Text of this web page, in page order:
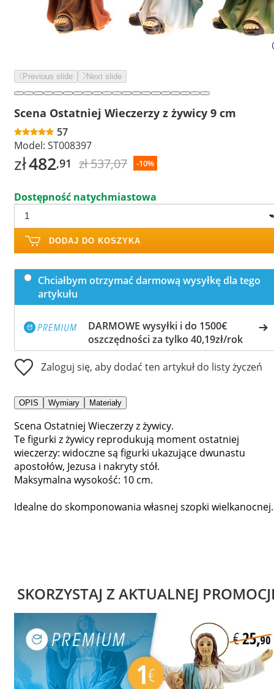
Previous slide Next slide
Scena Ostatniej Wieczerzy z żywicy 9 cm
57
Model: ST008397
zł482,91 zł 537,07 -10%
Dostępność natychmiastowa
DODAJ DO KOSZYKA
Chciałbym otrzymać darmową wysyłkę dla tego
artykułu
DARMOWE wysyłki i do 1500€
oszczędności za tylko 40,19zł/rok
Zaloguj się, aby dodać ten artykuł do listy życzeń
OPIS Wymiary Materiały
Scena Ostatniej Wieczerzy z żywicy.
Te figurki z żywicy reprodukują moment ostatniej
wieczerzy: widoczne są figurki ukazujące dwunastu
apostołów, Jezusa i nakryty stół.
Maksymalna wysokość: 10 cm.
Idealne do skomponowania własnej szopki wielkanocnej.
SKORZYSTAJ Z AKTUALNEJ